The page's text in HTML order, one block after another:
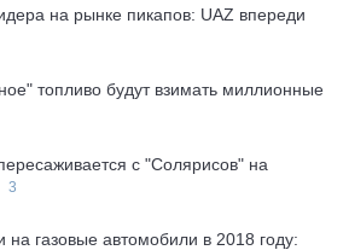
на рынке пикапов: UAZ впереди
топливо будут взимать миллионные
с "Солярисов" на
3
газовые автомобили в 2018 году: